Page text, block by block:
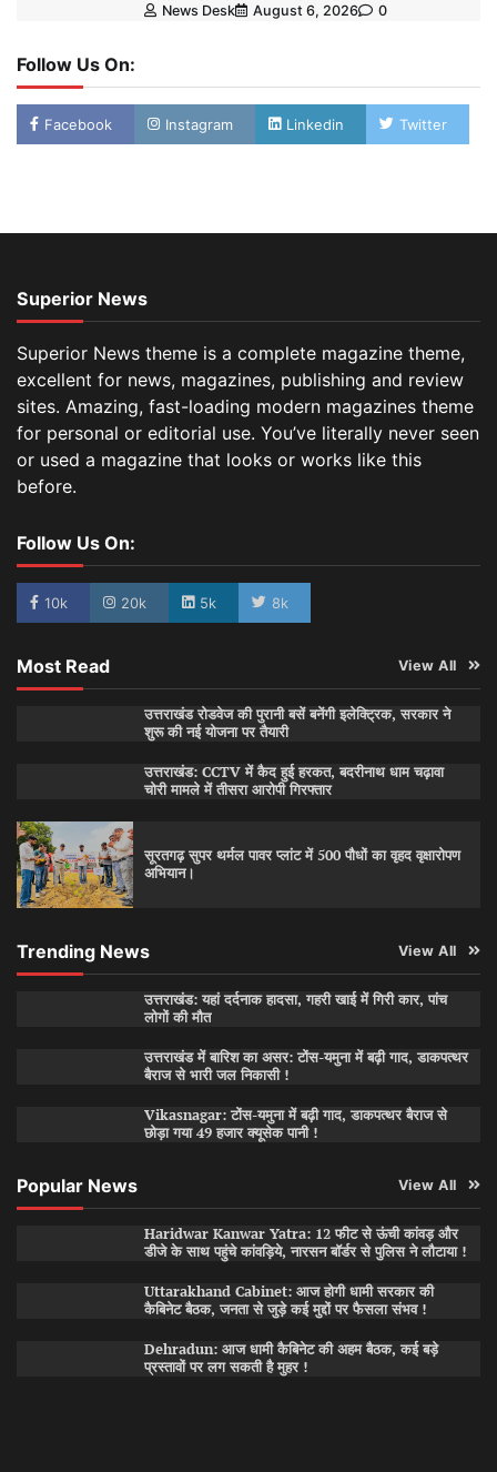
News Desk August 6, 2026 0
Follow Us On:
Facebook Instagram Linkedin Twitter
Superior News
Superior News theme is a complete magazine theme,
excellent for news, magazines, publishing and review
sites. Amazing, fast-loading modern magazines theme
for personal or editorial use. You’ve literally never seen
or used a magazine that looks or works like this
before.
Follow Us On:
10k 20k 5k 8k
Most Read View All
उत्तराखंड रोडवेज की पुरानी बसें बनेंगी इलेक्ट्रिक, सरकार ने
शुरू की नई योजना पर तैयारी
उत्तराखंड: CCTV में कैद हुई हरकत, बदरीनाथ धाम चढ़ावा
चोरी मामले में तीसरा आरोपी गिरफ्तार
सूरतगढ़ सुपर थर्मल पावर प्लांट में 500 पौधों का वृहद वृक्षारोपण
अभियान।
Trending News View All
उत्तराखंड: यहां दर्दनाक हादसा, गहरी खाई में गिरी कार, पांच
लोगों की मौत
उत्तराखंड में बारिश का असर: टोंस-यमुना में बढ़ी गाद, डाकपत्थर
बैराज से भारी जल निकासी !
Vikasnagar: टोंस-यमुना में बढ़ी गाद, डाकपत्थर बैराज से
छोड़ा गया 49 हजार क्यूसेक पानी !
Popular News View All
Haridwar Kanwar Yatra: 12 फीट से ऊंची कांवड़ और
डीजे के साथ पहुंचे कांवड़िये, नारसन बॉर्डर से पुलिस ने लौटाया !
Uttarakhand Cabinet: आज होगी धामी सरकार की
कैबिनेट बैठक, जनता से जुड़े कई मुद्दों पर फैसला संभव !
Dehradun: आज धामी कैबिनेट की अहम बैठक, कई बड़े
प्रस्तावों पर लग सकती है मुहर !